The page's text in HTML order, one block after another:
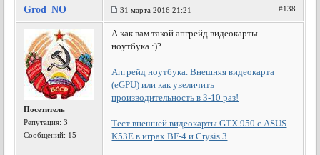
Grod_NO 31 марта 2016 21:21 #138
Посетитель
Репутация:3
Сообщений: 15
А как вам такой апгрейд видеокарты
ноутбука :)?
Апгрейд ноутбука. Внешняя видеокарта
(eGPU) или как увеличить
производительность в 3-10 раз!
Тест внешней видеокарты GTX 950 с ASUS
K53E в играх BF-4 и Crysis 3